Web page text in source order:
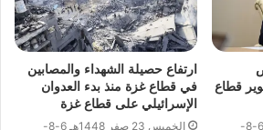
قطاع
الخميس 23 صفر 1448هـ 6-8-
ارتفاع حصيلة الشهداء والمصابين
في قطاع غزة منذ بدء العدوان
الإسرائيلي على قطاع غزة
الخميس 23 صفر 1448هـ 6-8-